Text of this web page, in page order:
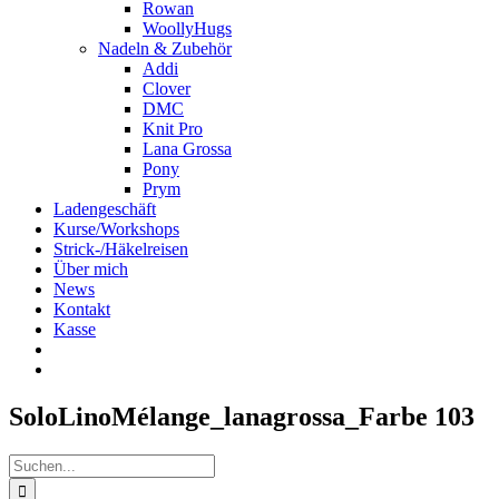
Rowan
WoollyHugs
Nadeln & Zubehör
Addi
Clover
DMC
Knit Pro
Lana Grossa
Pony
Prym
Ladengeschäft
Kurse/Workshops
Strick-/Häkelreisen
Über mich
News
Kontakt
Kasse
SoloLinoMélange_lanagrossa_Farbe 103
Suche
nach: